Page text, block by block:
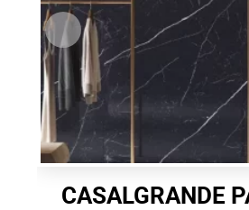
CASALGRANDE